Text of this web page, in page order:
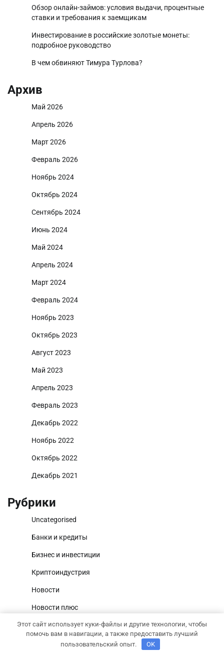
Обзор онлайн-займов: условия выдачи, процентные
ставки и требования к заемщикам
Инвестирование в российские золотые монеты:
подробное руководство
В чем обвиняют Тимура Турлова?
Архив
Май 2026
Апрель 2026
Март 2026
Февраль 2026
Ноябрь 2024
Октябрь 2024
Сентябрь 2024
Июнь 2024
Май 2024
Апрель 2024
Март 2024
Февраль 2024
Ноябрь 2023
Октябрь 2023
Август 2023
Май 2023
Апрель 2023
Февраль 2023
Декабрь 2022
Ноябрь 2022
Октябрь 2022
Декабрь 2021
Рубрики
Uncategorised
Банки и кредиты
Бизнес и инвестиции
Криптоиндустрия
Новости
Новости плюс
Ноутбуки и планшеты
Этот сайт использует куки-файлы и другие технологии, чтобы
помочь вам в навигации, а также предоставить лучший
пользовательский опыт.
OK